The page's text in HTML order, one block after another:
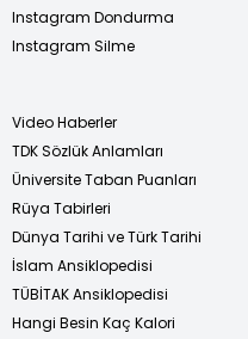
Instagram Dondurma
Instagram Silme
Video Haberler
TDK Sözlük Anlamları
Üniversite Taban Puanları
Rüya Tabirleri
Dünya Tarihi ve Türk Tarihi
İslam Ansiklopedisi
TÜBİTAK Ansiklopedisi
Hangi Besin Kaç Kalori